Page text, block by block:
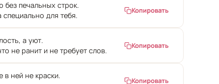
без печальных строк.
для тебя.
Копировать
а уют.
не ранит и не требует слов.
Копировать
в ней не краски.
Копировать